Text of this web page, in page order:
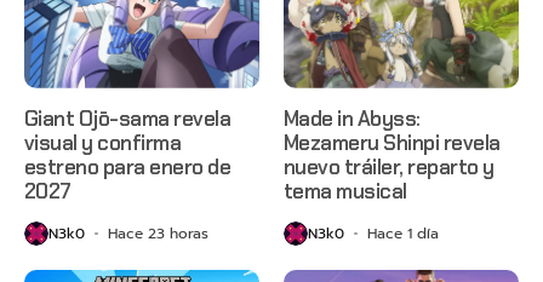
Giant Ojō-sama revela
visual y confirma
estreno para enero de
2027
N3k0 Hace 23 horas
Made in Abyss:
Mezameru Shinpi revela
nuevo tráiler, reparto y
tema musical
N3k0 Hace 1 día